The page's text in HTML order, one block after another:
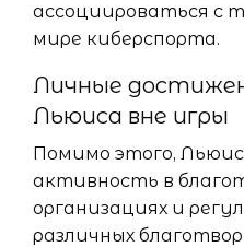
ассоциироваться с
мире киберспорта.
Личные
Льюиса вне игры
Помимо этого,
активность в
организациях и
различных